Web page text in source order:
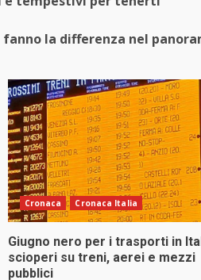
la differenza nel
Cronaca Cronaca Italia
Giugno nero per i trasporti in
scioperi su treni, aerei e mezzi
pubblici